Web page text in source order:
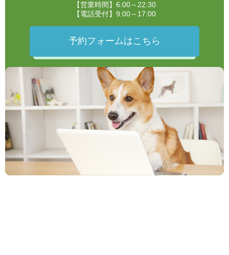
【営業時間】6:00～22:30
【電話受付】9:00～17:00
予約フォームはこちら